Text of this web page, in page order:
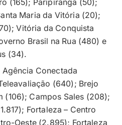
(165); Paripiranga (50);
Maria da Vitória (20);
Vitória da Conquista
Brasil na Rua (480) e
(34).
Conectada
(640); Brejo
(106); Campos Sales (208);
Fortaleza – Centro
Oeste (2.895); Fortaleza